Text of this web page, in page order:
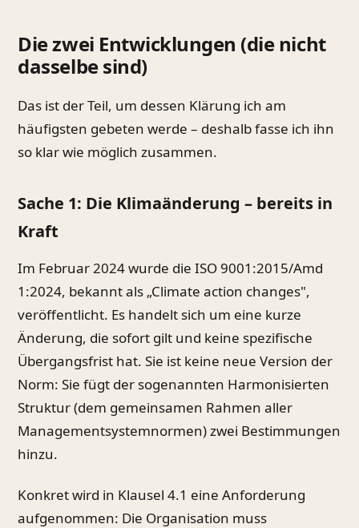
Die zwei Entwicklungen (die nicht
dasselbe sind)
Das ist der Teil, um dessen Klärung ich am
häufigsten gebeten werde – deshalb fasse ich ihn
so klar wie möglich zusammen.
Sache 1: Die Klimaänderung – bereits in
Kraft
Im Februar 2024 wurde die ISO 9001:2015/Amd
1:2024, bekannt als „Climate action changes",
veröffentlicht. Es handelt sich um eine kurze
Änderung, die sofort gilt und keine spezifische
Übergangsfrist hat. Sie ist keine neue Version der
Norm: Sie fügt der sogenannten Harmonisierten
Struktur (dem gemeinsamen Rahmen aller
Managementsystemnormen) zwei Bestimmungen
hinzu.
Konkret wird in Klausel 4.1 eine Anforderung
aufgenommen: Die Organisation muss